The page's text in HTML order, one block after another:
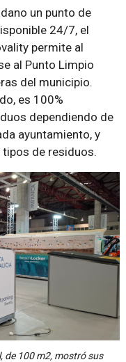
un punto de
24/7, el
permite al
al Punto Limpio
del municipio.
es 100%
dependiendo de
ayuntamiento, y
de residuos.
de 100 m2, mostró sus